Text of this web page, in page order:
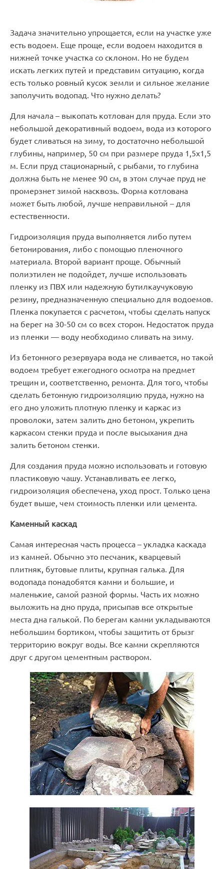
Задача значительно упрощается, если на участке уже
есть водоем. Еще проще, если водоем находится в
нижней точке участка со склоном. Но не будем
искать легких путей и представим ситуацию, когда
есть только ровный кусок земли и сильное желание
заполучить водопад. Что нужно делать?
Для начала – выкопать котлован для пруда. Если это
небольшой декоративный водоем, вода из которого
будет сливаться на зиму, то достаточно небольшой
глубины, например, 50 см при размере пруда 1,5х1,5
м. Если пруд стационарный, с рыбами, то глубина
должна быть не менее 90 см, в этом случае пруд не
промерзнет зимой насквозь. Форма котлована
может быть любой, лучше неправильной – для
естественности.
Гидроизоляция пруда выполняется либо путем
бетонирования, либо с помощью пленочного
материала. Второй вариант проще. Обычный
полиэтилен не подойдет, лучше использовать
пленку из ПВХ или надежную бутилкаучуковую
резину, предназначенную специально для водоемов.
Пленка покупается с расчетом, чтобы сделать напуск
на берег на 30-50 см со всех сторон. Недостаток пруда
из пленки — воду необходимо сливать на зиму.
Из бетонного резервуара вода не сливается, но такой
водоем требует ежегодного осмотра на предмет
трещин и, соответственно, ремонта. Для того, чтобы
сделать бетонную гидроизоляцию пруда, нужно на
его дно уложить плотную пленку и каркас из
проволоки, затем залить дно бетоном, укрепить
каркасом стенки пруда и после высыхания дна
залить бетоном стенки.
Для создания пруда можно использовать и готовую
пластиковую чашу. Устанавливать ее легко,
гидроизоляция обеспечена, уход прост. Только цена
будет выше, чем стоимость пленки или цемента.
Каменный каскад
Самая интересная часть процесса – укладка каскада
из камней. Обычно это песчаник, кварцевый
плитняк, бутовые плиты, крупная галька. Для
водопада понадобятся камни и большие, и
маленькие, самой разной формы. Часть их можно
выложить на дно пруда, присыпав все открытые
места дна галькой. По берегам камни укладываются
небольшим бортиком, чтобы защитить от брызг
территорию вокруг воды. Все камни скрепляются
друг с другом цементным раствором.